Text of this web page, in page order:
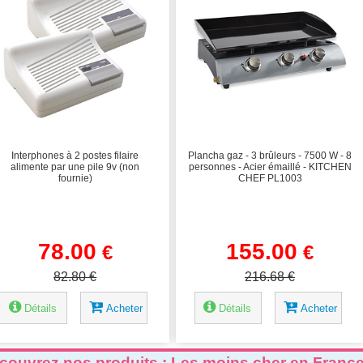
Interphones à 2 postes filaire
alimente par une pile 9v (non
fournie)
78.00 €
82.80 €
Détails Acheter
Plancha gaz - 3 brûleurs - 7500 W - 8
personnes - Acier émaillé - KITCHEN
CHEF PL1003
155.00 €
216.68 €
Détails Acheter